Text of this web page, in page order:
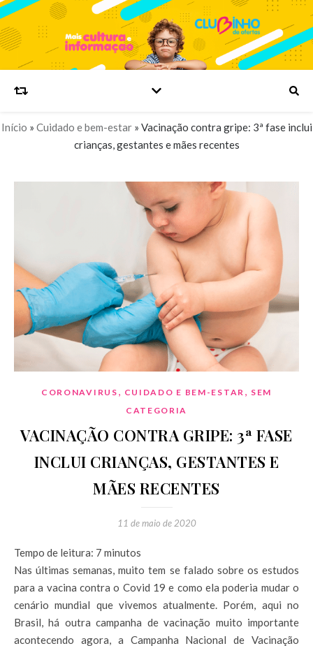
Início » Cuidado e bem-estar» Vacinação contra gripe: 3ª fase inclui
crianças, gestantes e mães recentes
CORONAVIRUS , CUIDADO E BEM-ESTAR , SEM
CATEGORIA
VACINAÇÃO CONTRA GRIPE: 3ª FASE
INCLUI CRIANÇAS, GESTANTES E
MÃES RECENTES
11 de maio de 2020
Tempo de leitura: 7 minutos
Nas últimas semanas, muito tem se falado sobre os estudos
para a vacina contra o Covid 19 e como ela poderia mudar o
cenário mundial que vivemos atualmente. Porém, aqui no
Brasil, há outra campanha de vacinação muito importante
acontecendo agora, a Campanha Nacional de Vacinação